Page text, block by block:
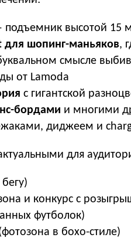
высотой 15
для шопинг-маньяков,
смысле
от Lamoda
с гигантской
бордами и многими
диджеем и
для
и конкурс с
футболок)
в бохо-стиле)